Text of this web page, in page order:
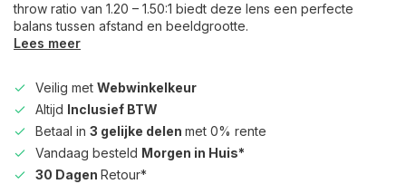
throw ratio van 1.20 – 1.50:1 biedt deze lens een perfecte
balans tussen afstand en beeldgrootte.
Lees meer
Veilig met Webwinkelkeur
Altijd Inclusief BTW
Betaal in 3 gelijke delen met 0% rente
Vandaag besteld Morgen in Huis*
30 Dagen Retour*